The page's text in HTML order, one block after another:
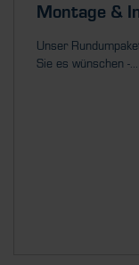
Montage &
Unser
Sie es wünschen -...